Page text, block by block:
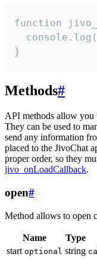
function
}
Methods#
API methods allow you
They can be used to
send any information
placed to the JivoChat
proper order, so they
jivo_onLoadCallback.
open#
Method allows to open
Name Type
start optional string